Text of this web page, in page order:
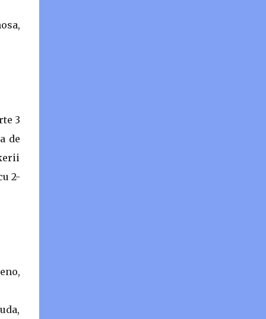
3
de
2-